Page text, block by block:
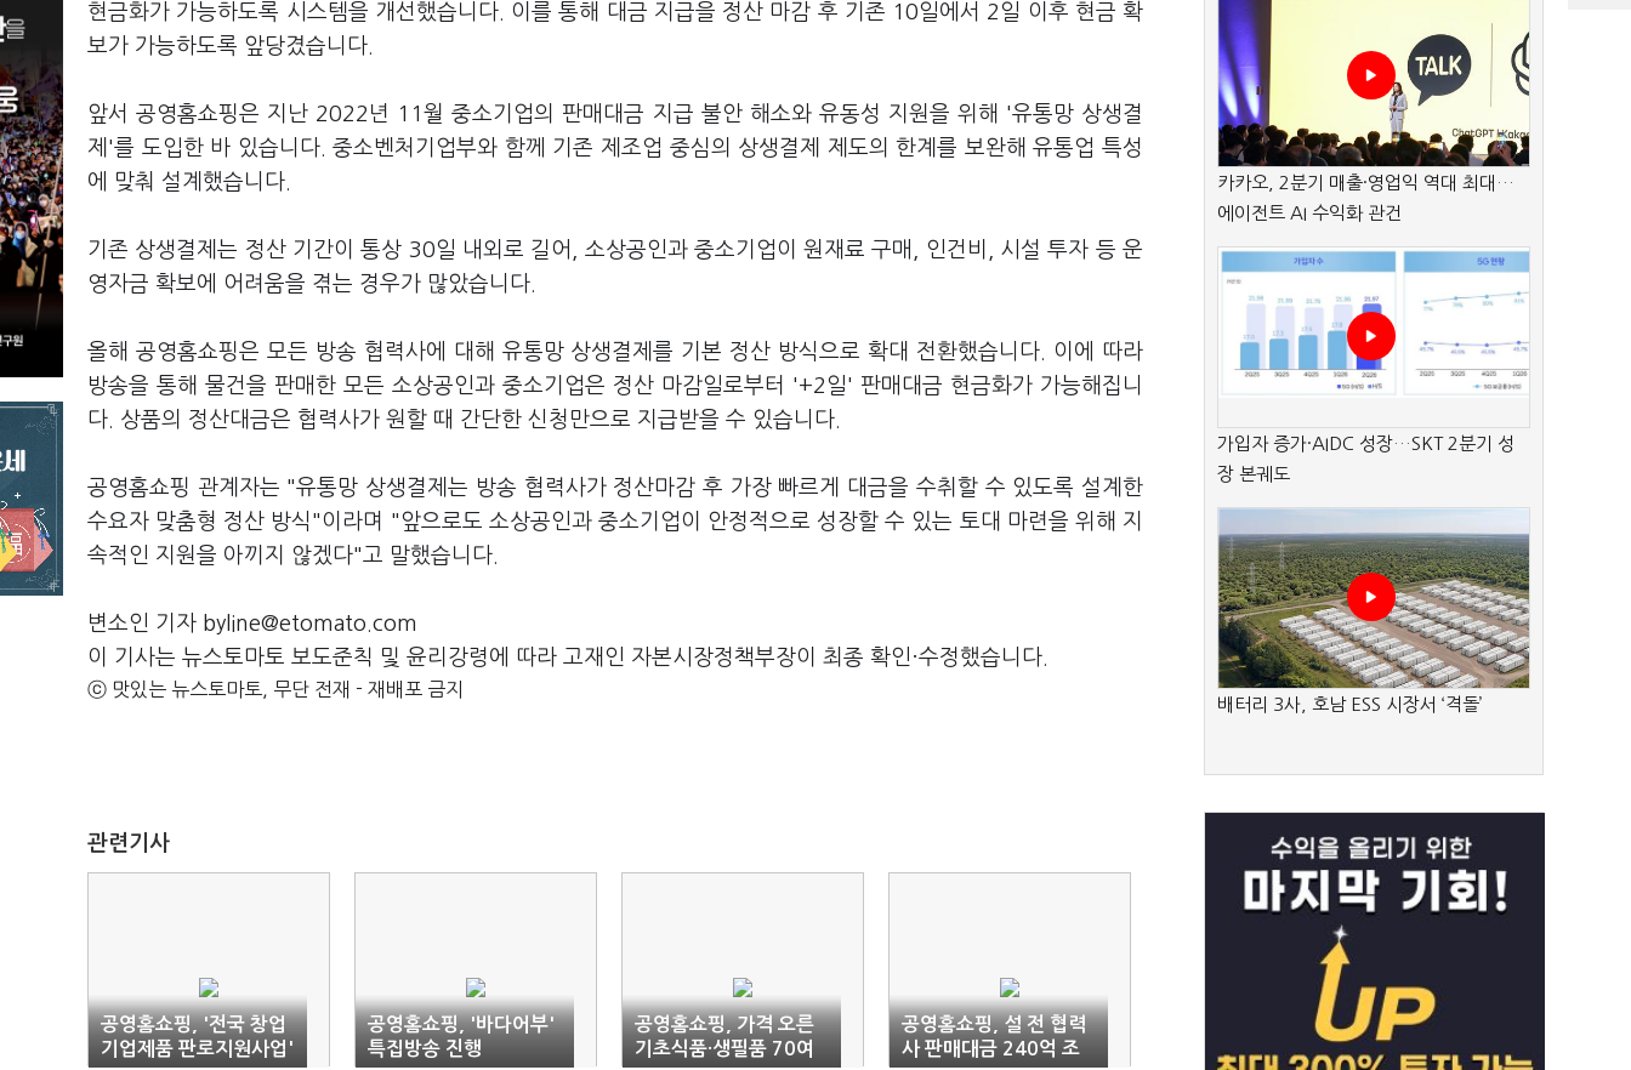
현금화가 가능하도록 시스템을 개선했습니다. 이를 통해 대금 지급을 정산 마감 후 기존 10일에서 2일 이후 현금 확
보가 가능하도록 앞당겼습니다.
앞서 공영홈쇼핑은 지난 2022년 11월 중소기업의 판매대금 지급 불안 해소와 유동성 지원을 위해 '유통망 상생결
제'를 도입한 바 있습니다. 중소벤처기업부와 함께 기존 제조업 중심의 상생결제 제도의 한계를 보완해 유통업 특성
에 맞춰 설계했습니다.
기존 상생결제는 정산 기간이 통상 30일 내외로 길어, 소상공인과 중소기업이 원재료 구매, 인건비, 시설 투자 등 운
영자금 확보에 어려움을 겪는 경우가 많았습니다.
올해 공영홈쇼핑은 모든 방송 협력사에 대해 유통망 상생결제를 기본 정산 방식으로 확대 전환했습니다. 이에 따라
방송을 통해 물건을 판매한 모든 소상공인과 중소기업은 정산 마감일로부터 '+2일' 판매대금 현금화가 가능해집니
다. 상품의 정산대금은 협력사가 원할 때 간단한 신청만으로 지급받을 수 있습니다.
공영홈쇼핑 관계자는 "유통망 상생결제는 방송 협력사가 정산마감 후 가장 빠르게 대금을 수취할 수 있도록 설계한
수요자 맞춤형 정산 방식"이라며 "앞으로도 소상공인과 중소기업이 안정적으로 성장할 수 있는 토대 마련을 위해 지
속적인 지원을 아끼지 않겠다"고 말했습니다.
변소인 기자 byline@etomato.com
이 기사는 뉴스토마토 보도준칙 및 윤리강령에 따라 고재인 자본시장정책부장이 최종 확인·수정했습니다.
ⓒ 맛있는 뉴스토마토, 무단 전재 - 재배포 금지
관련기사
공영홈쇼핑, '전국 창업
기업제품 판로지원사업'
공영홈쇼핑, '바다어부'
특집방송 진행
공영홈쇼핑, 가격 오른
기초식품·생필품 70여
공영홈쇼핑, 설 전 협력
사 판매대금 240억 조
카카오, 2분기 매출·영업익 역대 최대…
에이전트 AI 수익화 관건
가입자 증가·AIDC 성장…SKT 2분기 성
장 본궤도
배터리 3사, 호남 ESS 시장서 ‘격돌’